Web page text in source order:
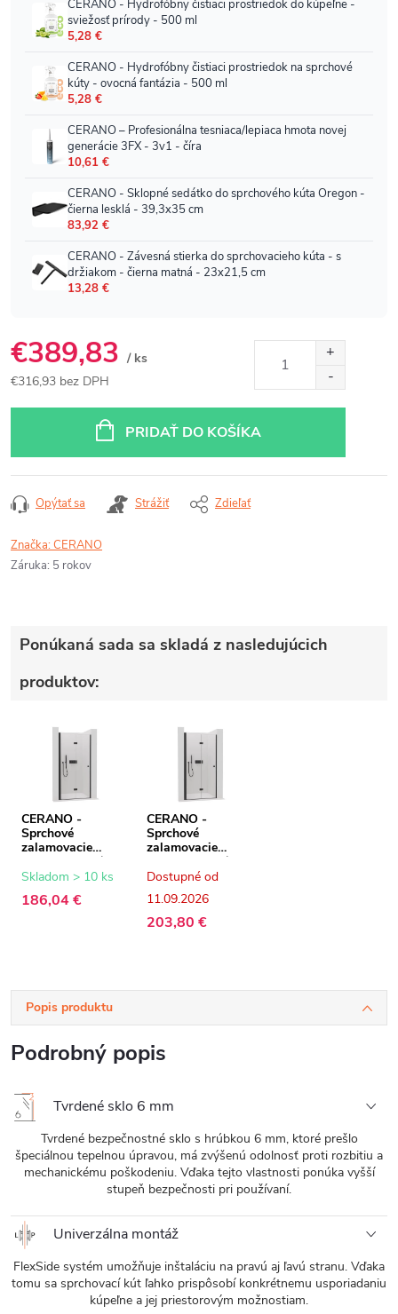
€389,83 / ks
€316,93 bez DPH
PRIDAŤ DO KOŠÍKA
Opýtať sa Strážiť Zdieľať
Značka:CERANO
Záruka: 5 rokov
Ponúkaná sada sa skladá z nasledujúcich
produktov:
CERANO -
Sprchové
zalamovacie
dvere Volpe L/P -
6 mm - čierna
transparentné
Skladom > 10 ks
186,04 €
CERANO -
Sprchové
zalamovacie
dvere Volpe L/P -
6 mm - čierna
matná,
transparentné
sklo - 90x190 cm
Dostupné od
11.09.2026
203,80 €
Popis produktu
Podrobný popis
Tvrdené sklo 6 mm
Tvrdené bezpečnostné sklo s hrúbkou 6 mm, ktoré prešlo
špeciálnou tepelnou úpravou, má zvýšenú odolnosť proti rozbitiu a
mechanickému poškodeniu. Vďaka tejto vlastnosti ponúka vyšší
stupeň bezpečnosti pri používaní.
Univerzálna montáž
FlexSide systém umožňuje inštaláciu na pravú aj ľavú stranu. Vďaka
tomu sa sprchovací kút ľahko prispôsobí konkrétnemu usporiadaniu
kúpeľne a jej priestorovým možnostiam.